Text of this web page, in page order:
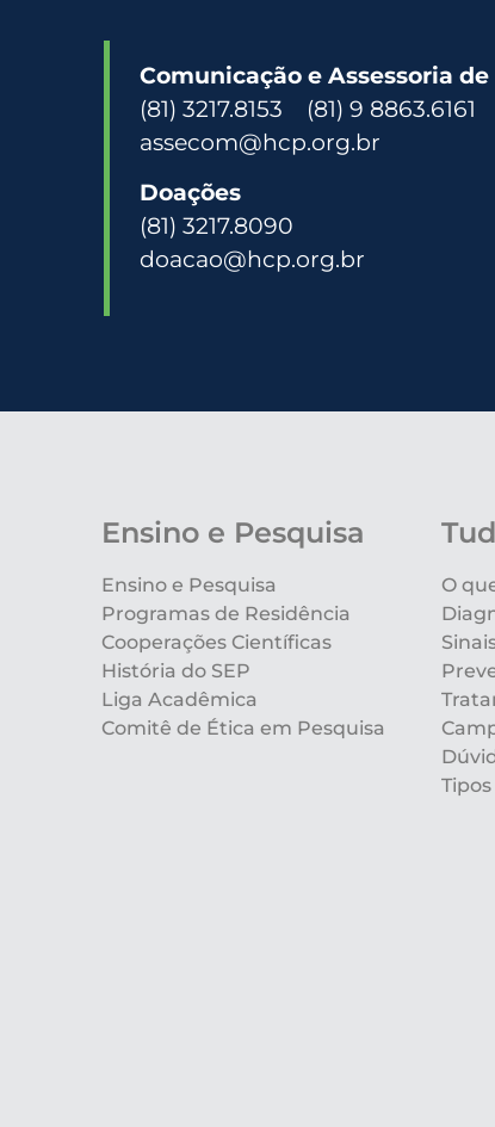
Comunicação e Assessoria
(81) 3217.8153 (81) 9 8863.6161
assecom@hcp.org.br
Doações
(81) 3217.8090
doacao@hcp.org.br
Ensino e Pesquisa
Ensino e Pesquisa
Programas de Residência
Cooperações Científicas
História do SEP
Liga Acadêmica
Comitê de Ética em Pesquisa
O